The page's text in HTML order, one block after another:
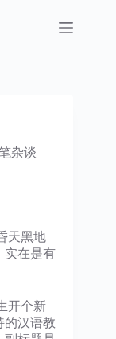
杂谈
天黑地
实在是有
开个新
的汉语教